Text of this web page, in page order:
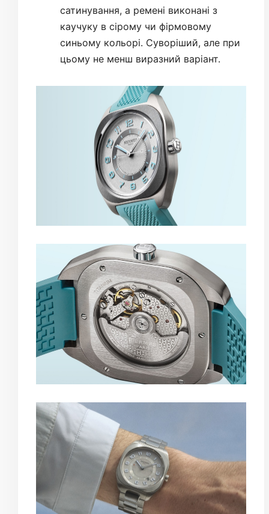
сатинування, а ремені виконані з
каучуку в сірому чи фірмовому
синьому кольорі. Суворіший, але при
цьому не менш виразний варіант.